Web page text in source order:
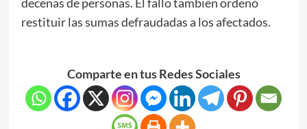
restituir las sumas defraudadas a los afectados.
Comparte en tus Redes Sociales